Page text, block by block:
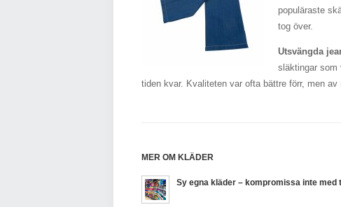
populäraste
tog över.
Utsvängda
släktingar som
tiden kvar. Kvaliteten var ofta bättre förr, men
MER OM KLÄDER
Sy egna kläder – kompromissa inte med